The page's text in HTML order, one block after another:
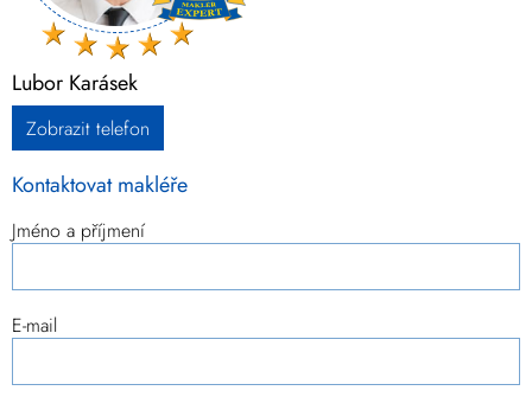
Lubor Karásek
Zobrazit telefon
Kontaktovat makléře
Jméno a příjmení
E-mail